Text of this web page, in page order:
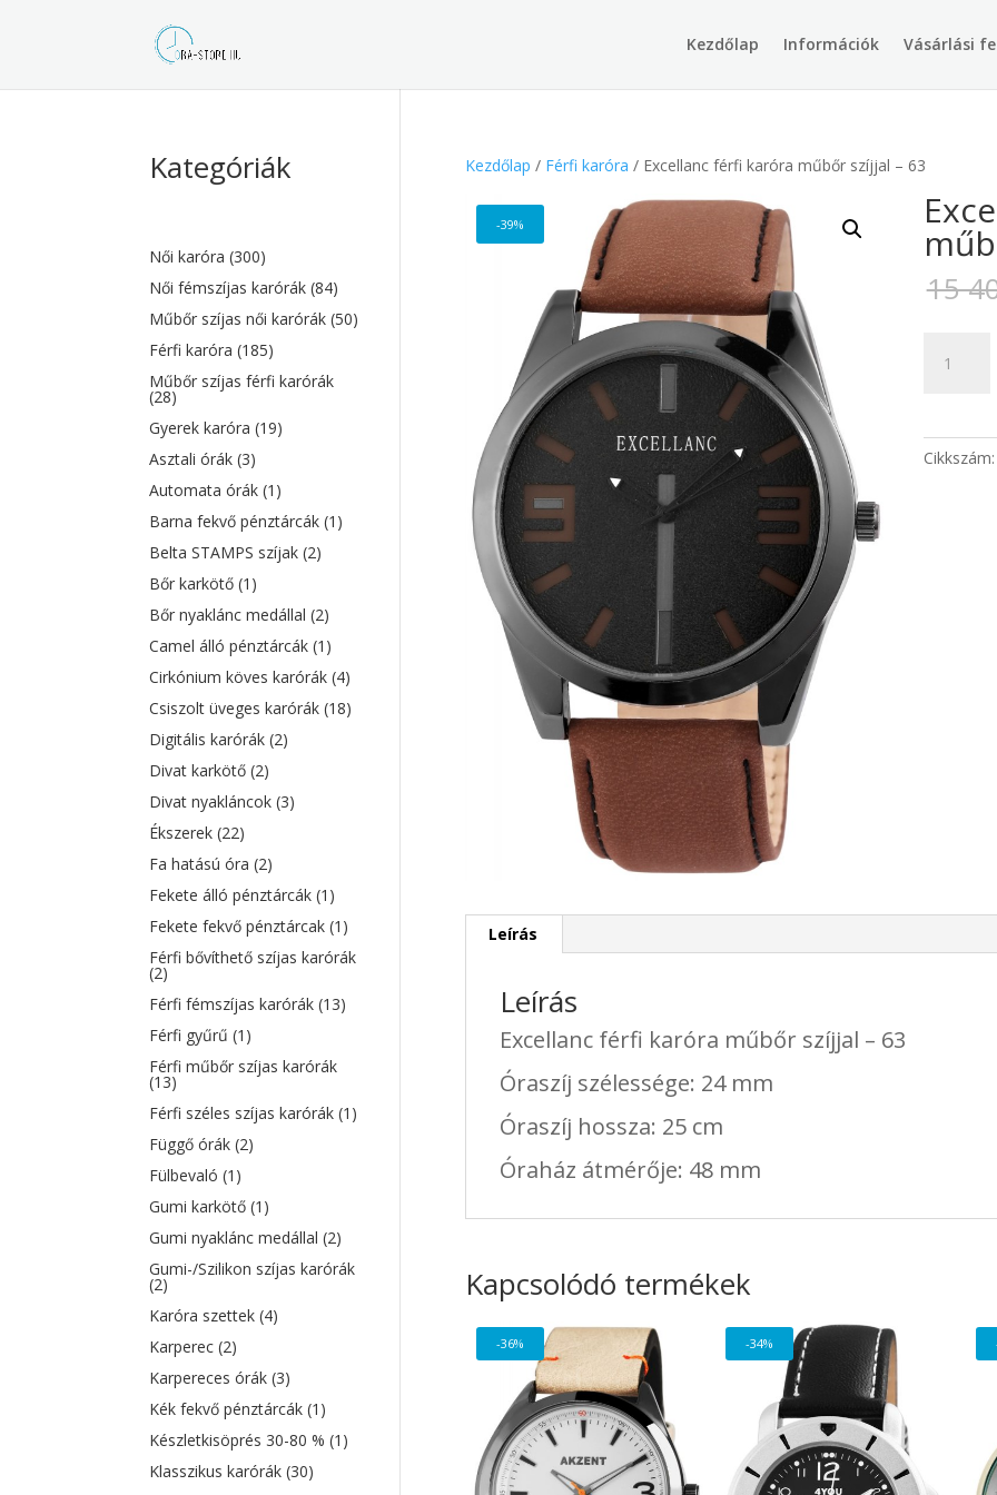
Kezdőlap Információk Vásárlási
search
Kezdőlap / Férfi karóra / Excellanc férfi karóra műbőr szíjjal – 63
-39%
15
férfi
szíjjal
Leírás
Leírás
Excellanc férfi karóra műbőr szíjjal – 63
Óraszíj szélessége: 24 mm
Óraszíj hossza: 25 cm
Óraház átmérője: 48 mm
Kapcsolódó termékek
-36% -34%
Kategóriák
Női karóra(300)
Női fémszíjas karórák(84)
Műbőr szíjas női karórák(50)
Férfi karóra(185)
Műbőr szíjas férfi karórák
(28)
Gyerek karóra(19)
Asztali órák(3)
Automata órák(1)
Barna fekvő pénztárcák(1)
Belta STAMPS szíjak(2)
Bőr karkötő(1)
Bőr nyaklánc medállal(2)
Camel álló pénztárcák(1)
Cirkónium köves karórák(4)
Csiszolt üveges karórák(18)
Digitális karórák(2)
Divat karkötő(2)
Divat nyakláncok(3)
Ékszerek(22)
Fa hatású óra(2)
Fekete álló pénztárcák(1)
Fekete fekvő pénztárcak(1)
Férfi bővíthető szíjas karórák
(2)
Férfi fémszíjas karórák(13)
Férfi gyűrű(1)
Férfi műbőr szíjas karórák
(13)
Férfi széles szíjas karórák(1)
Függő órák(2)
Fülbevaló(1)
Gumi karkötő(1)
Gumi nyaklánc medállal(2)
Gumi-/Szilikon szíjas karórák
(2)
Karóra szettek(4)
Karperec(2)
Karpereces órák(3)
Kék fekvő pénztárcák(1)
Készletkisöprés 30-80 %(1)
Klasszikus karórák(30)